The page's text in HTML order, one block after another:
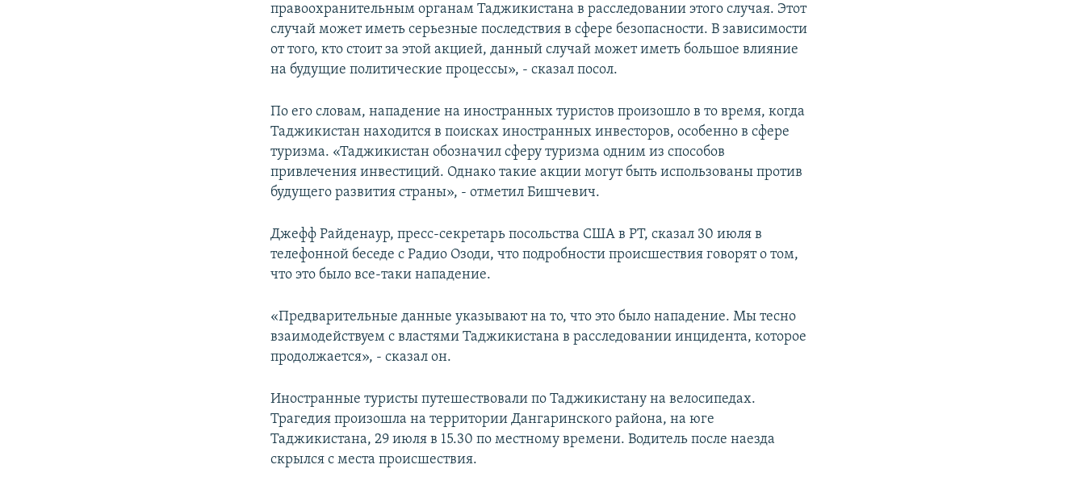
правоохранительным органам Таджикистана в расследовании этого случая. Этот
случай может иметь серьезные последствия в сфере безопасности. В зависимости
от того, кто стоит за этой акцией, данный случай может иметь большое влияние
на будущие политические процессы», - сказал посол.
По его словам, нападение на иностранных туристов произошло в то время, когда
Таджикистан находится в поисках иностранных инвесторов, особенно в сфере
туризма. «Таджикистан обозначил сферу туризма одним из способов
привлечения инвестиций. Однако такие акции могут быть использованы против
будущего развития страны», - отметил Бишчевич.
Джефф Райденаур, пресс-секретарь посольства США в РТ, сказал 30 июля в
телефонной беседе с Радио Озоди, что подробности происшествия говорят о том,
что это было все-таки нападение.
«Предварительные данные указывают на то, что это было нападение. Мы тесно
взаимодействуем с властями Таджикистана в расследовании инцидента, которое
продолжается», - сказал он.
Иностранные туристы путешествовали по Таджикистану на велосипедах.
Трагедия произошла на территории Дангаринского района, на юге
Таджикистана, 29 июля в 15.30 по местному времени. Водитель после наезда
скрылся с места происшествия.